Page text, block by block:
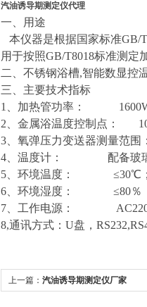
汽油诱导期测定仪代理
一、用途
本仪器是根据国家标准GB/
用于按照GB/T8018标准测定
二、不锈钢浴槽,智能数显控
三、主要技术指标
1、加热管功率： 1600W
2、金属浴温度控制点：
3、氧弹压力变送器测量范围
4、温度计： 配备玻璃水
5、环境温度： ≤30℃
6、环境湿度： ≤80％
7、工作电源：
8,通讯方式：U盘，
上一篇： 汽油诱导期测定仪厂家